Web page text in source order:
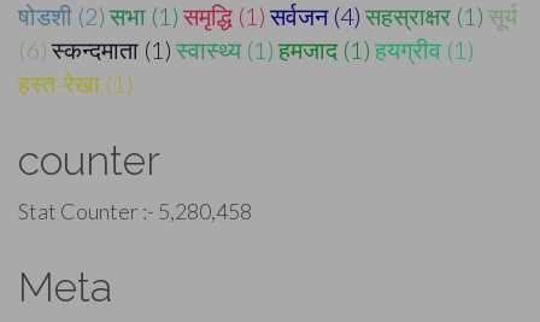
षोडशी (2) सभा (1) समृद्धि (1) सर्वजन (4) सहस्राक्षर (1) सूर्य
(6) स्कन्दमाता (1) स्वास्थ्य (1) हमजाद (1) हयग्रीव (1)
हस्त-रेखा (1)
counter
Stat Counter :- 5,280,458
Meta